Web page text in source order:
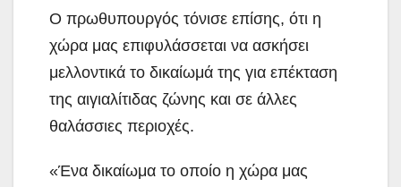
Ο πρωθυπουργός τόνισε επίσης, ότι η
χώρα μας επιφυλάσσεται να ασκήσει
μελλοντικά το δικαίωμά της για επέκταση
της αιγιαλίτιδας ζώνης και σε άλλες
θαλάσσιες περιοχές.
«Ένα δικαίωμα το οποίο η χώρα μας